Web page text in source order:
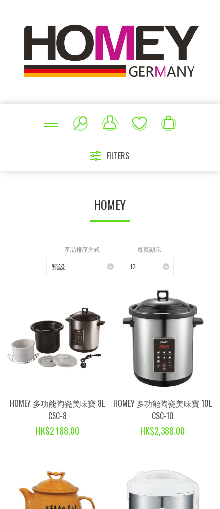
FILTERS
HOMEY
產品排序方式
預設
每頁顯示
12
HOMEY 多功能陶瓷美味寶 8L
CSC-8
HK$2,188.00
HOMEY 多功能陶瓷美味寶 10L
CSC-10
HK$2,388.00